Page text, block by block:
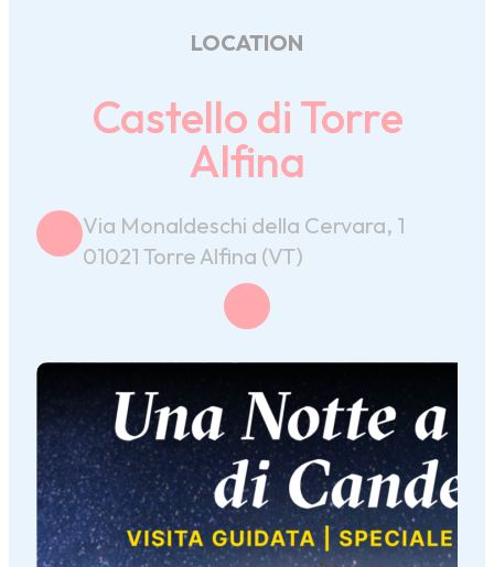
LOCATION
Castello di Torre
Alfina
Via Monaldeschi della Cervara, 1
01021 Torre Alfina (VT)